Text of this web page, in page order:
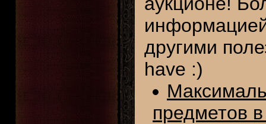
другими
have :)
предметов